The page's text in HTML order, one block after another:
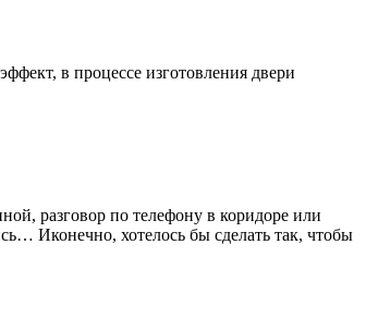
в процессе изготовления двери
разговор по телефону в коридоре или
Иконечно, хотелось бы сделать так, чтобы